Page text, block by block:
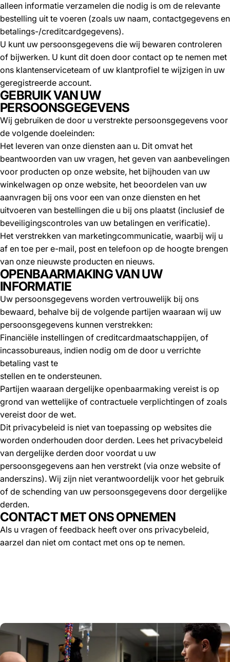
alleen informatie verzamelen die nodig is om de relevante
bestelling uit te voeren (zoals uw naam, contactgegevens en
betalings-/creditcardgegevens).
U kunt uw persoonsgegevens die wij bewaren controleren
of bijwerken. U kunt dit doen door contact op te nemen met
ons klantenserviceteam of uw klantprofiel te wijzigen in uw
geregistreerde account.
GEBRUIK VAN UW
PERSOONSGEGEVENS
Wij gebruiken de door u verstrekte persoonsgegevens voor
de volgende doeleinden:
Het leveren van onze diensten aan u. Dit omvat het
beantwoorden van uw vragen, het geven van aanbevelingen
voor producten op onze website, het bijhouden van uw
winkelwagen op onze website, het beoordelen van uw
aanvragen bij ons voor een van onze diensten en het
uitvoeren van bestellingen die u bij ons plaatst (inclusief de
beveiligingscontroles van uw betalingen en verificatie).
Het verstrekken van marketingcommunicatie, waarbij wij u
af en toe per e-mail, post en telefoon op de hoogte brengen
van onze nieuwste producten en nieuws.
OPENBAARMAKING VAN UW
INFORMATIE
Uw persoonsgegevens worden vertrouwelijk bij ons
bewaard, behalve bij de volgende partijen waaraan wij uw
persoonsgegevens kunnen verstrekken:
Financiële instellingen of creditcardmaatschappijen, of
incassobureaus, indien nodig om de door u verrichte
betaling vast te
stellen en te ondersteunen.
Partijen waaraan dergelijke openbaarmaking vereist is op
grond van wettelijke of contractuele verplichtingen of zoals
vereist door de wet.
Dit privacybeleid is niet van toepassing op websites die
worden onderhouden door derden. Lees het privacybeleid
van dergelijke derden door voordat u uw
persoonsgegevens aan hen verstrekt (via onze website of
anderszins). Wij zijn niet verantwoordelijk voor het gebruik
of de schending van uw persoonsgegevens door dergelijke
derden.
CONTACT MET ONS OPNEMEN
Als u vragen of feedback heeft over ons privacybeleid,
aarzel dan niet om contact met ons op te nemen.